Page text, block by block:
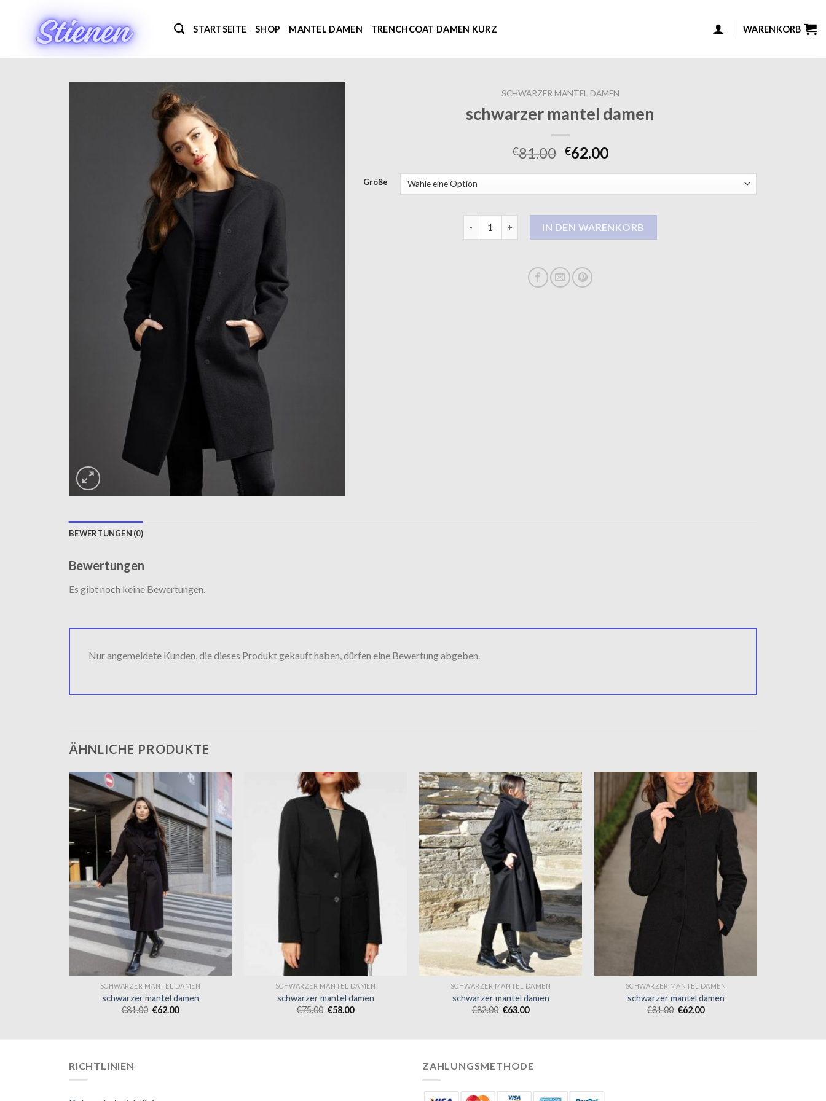
STARTSEITE SHOP MANTEL DAMEN TRENCHCOAT DAMEN KURZ WARENKORB
SCHWARZER MANTEL DAMEN
schwarzer mantel damen
€81.00 €62.00
Größe
IN DEN WARENKORB
BEWERTUNGEN (0)
Bewertungen
Es gibt noch keine Bewertungen.
Nur angemeldete Kunden, die dieses Produkt gekauft haben, dürfen eine Bewertung abgeben.
ÄHNLICHE PRODUKTE
SCHWARZER MANTEL DAMEN
schwarzer mantel damen
€81.00 €62.00
SCHWARZER MANTEL DAMEN
schwarzer mantel damen
€75.00 €58.00
SCHWARZER MANTEL DAMEN
schwarzer mantel damen
€82.00 €63.00
SCHWARZER MANTEL DAMEN
schwarzer mantel damen
€81.00 €62.00
RICHTLINIEN ZAHLUNGSMETHODE